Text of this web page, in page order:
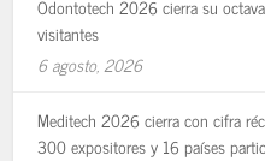
Odontotech 2026 cierra su
visitantes
6 agosto, 2026
Meditech 2026 cierra con cifra
300 expositores y 16 países